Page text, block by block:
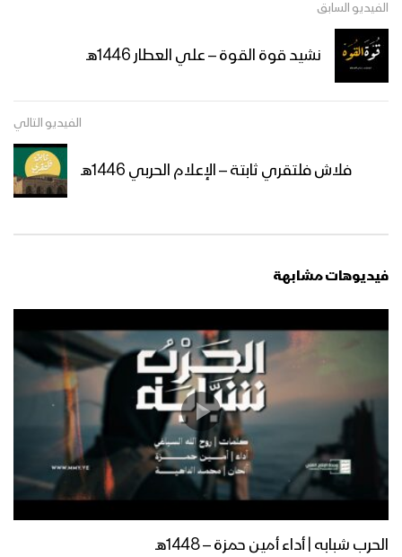
الفيديو السابق
نشيد قوة القوة – علي العطار 1446هـ
الفيديو التالي
فلاش فلتقري ثابتة – الإعلام الحربي 1446هـ
فيديوهات مشابهة
الحرب شبابه | أداء أمين حمزة – 1448هـ